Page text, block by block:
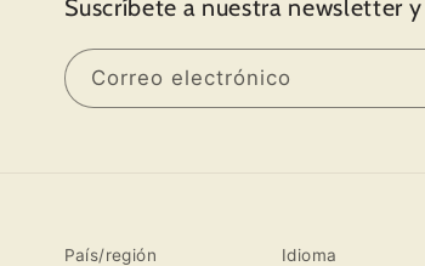
Suscríbete a nuestra newsletter
Correo electrónico
País/región Idioma